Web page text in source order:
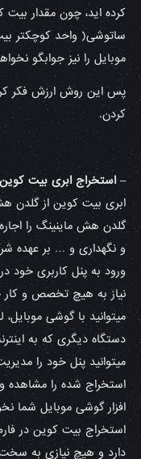
کرده اید، چون مقدار
ساتوشی( واحد کوچکتر
موبایل را نیز جوابگو
پس این روش ارزش فکر
کردن.
–استخراج ابری بیت
ابری بیت کوین از گلدن
گلدن هش ماینینگ را
و نگهداری و … بر عهده
ورود به پنل کاربری خود
نیاز به هیچ تخصص و کار
میتوانید با گوشی
دستگاه دیگری که به
میتوانید پنل خود را
استخراج شده را مشاهده
افزار گوشی موبایل شما
استخراج بیت کوین در
دارد و هیچ نیازی به